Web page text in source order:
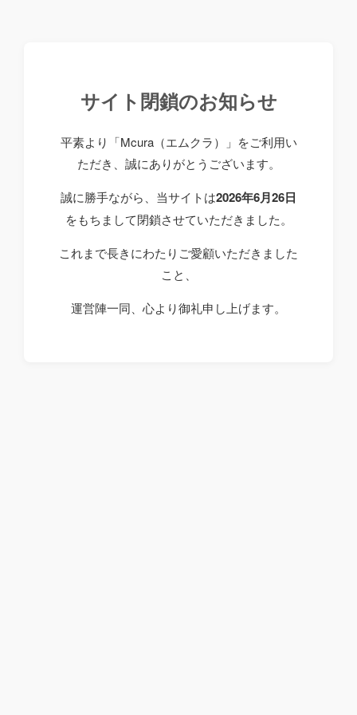
サイト閉鎖のお知らせ
平素より「Mcura（エムクラ）」をご利用い
ただき、誠にありがとうございます。
誠に勝手ながら、当サイトは2026年6月26日
をもちまして閉鎖させていただきました。
これまで長きにわたりご愛顧いただきました
こと、
運営陣一同、心より御礼申し上げます。